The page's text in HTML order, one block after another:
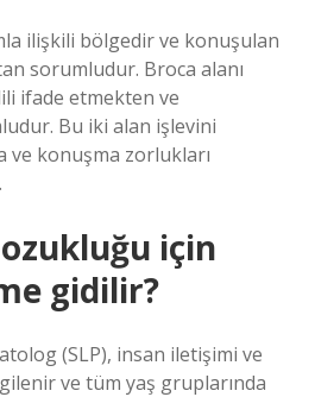
ilişkili bölgedir ve konuşulan
sorumludur. Broca alanı
ifade etmekten ve
Bu iki alan işlevini
ve konuşma zorlukları
için
gidilir?
(SLP), insan iletişimi ve
ve tüm yaş gruplarında